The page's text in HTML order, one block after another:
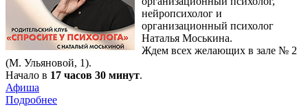
нейропсихолог и
организационный психолог
Наталья Моськина.
Ждем всех желающих в зале № 2
(М. Ульяновой, 1).
Начало в 17 часов 30 минут.
Афиша
Подробнее